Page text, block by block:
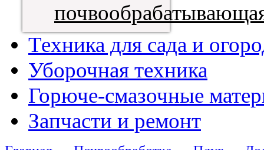
Техника для сада и
Уборочная техника
Горюче-смазочные
Запчасти и ремонт